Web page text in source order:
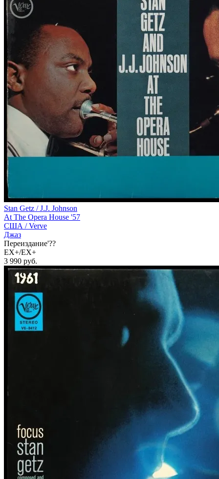
Stan Getz / J.J. Johnson
At The Opera House '57
США /Verve
Джаз
Переиздание'??
EX+/EX+
3 990 руб.